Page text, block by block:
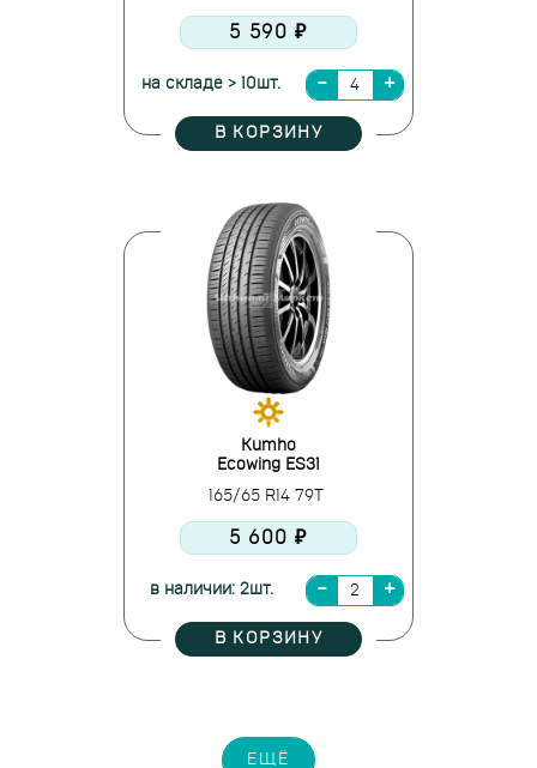
5 590 ₽
на складе > 10шт.
В КОРЗИНУ
Kumho
Ecowing ES31
165/65 R14 79T
5 600 ₽
в наличии: 2шт.
В КОРЗИНУ
ЕЩЁ